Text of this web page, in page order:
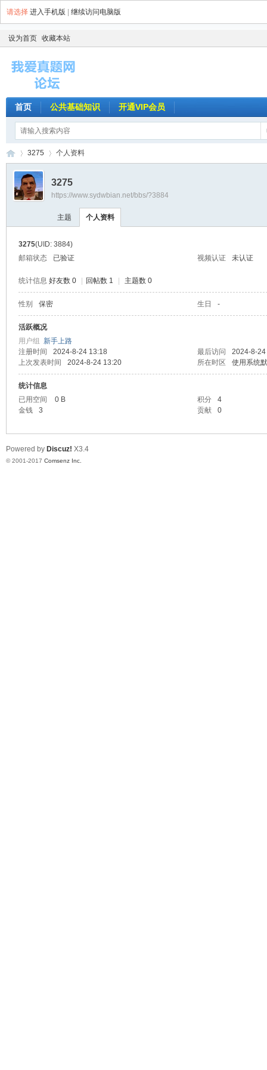
请选择 进入手机版 继续访问电脑版
设为首页 收藏本站
首页 公共基础知识 开通VIP会员
›
3275 个人资料
3275
https://www.sydwbian.net/bbs/?3884
主题 个人资料
3275(UID: 3884)
邮箱状态
已验证 视频认证 未认证
统计信息 好友数 0 回帖数 1 主题数 0
性别 保密 生日 -
活跃概况
用户组 新手上路
注册时间
2024-8-24 13:18 最后访问
2024-8-
上次发表时间
2024-8-24 13:20 所在时区 使用系统
统计信息
已用空间
0 B 积分
4
金钱
3 贡献 0
Powered by Discuz! X3.4
© 2001-2017 Comsenz Inc.